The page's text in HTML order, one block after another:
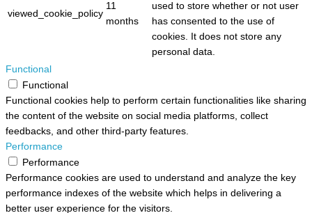
viewed_cookie_policy
11
months
used to store whether or not user
has consented to the use of
cookies. It does not store any
personal data.
Functional
Functional
Functional cookies help to perform certain functionalities like sharing
the content of the website on social media platforms, collect
feedbacks, and other third-party features.
Performance
Performance
Performance cookies are used to understand and analyze the key
performance indexes of the website which helps in delivering a
better user experience for the visitors.